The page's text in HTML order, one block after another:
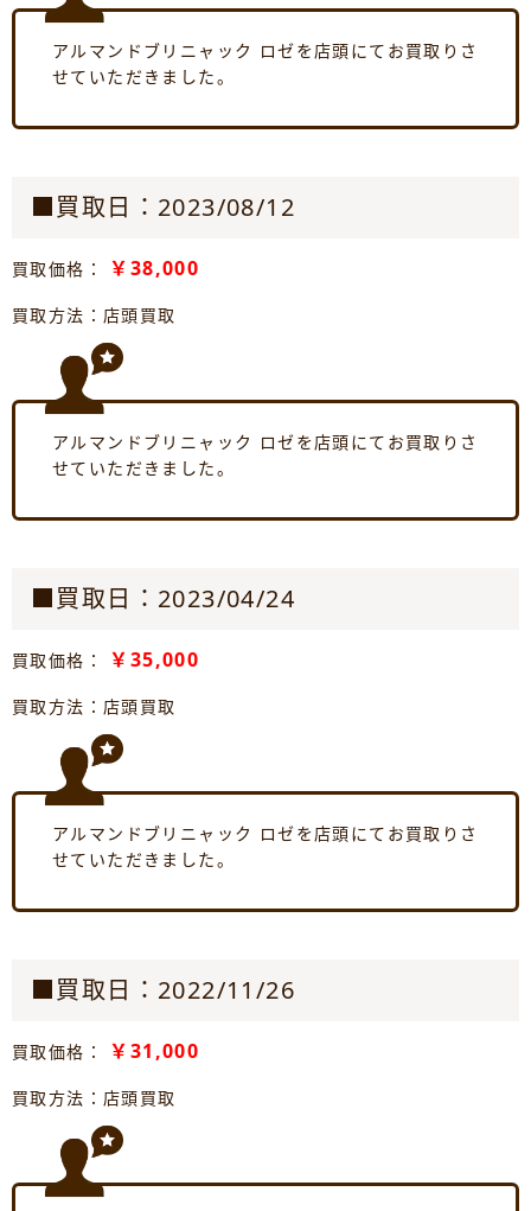
アルマンドブリニャック ロゼを店頭にてお買取りさ
せていただきました。
■買取日：2023/08/12
買取価格： ￥38,000
買取方法：店頭買取
アルマンドブリニャック ロゼを店頭にてお買取りさ
せていただきました。
■買取日：2023/04/24
買取価格： ￥35,000
買取方法：店頭買取
アルマンドブリニャック ロゼを店頭にてお買取りさ
せていただきました。
■買取日：2022/11/26
買取価格： ￥31,000
買取方法：店頭買取